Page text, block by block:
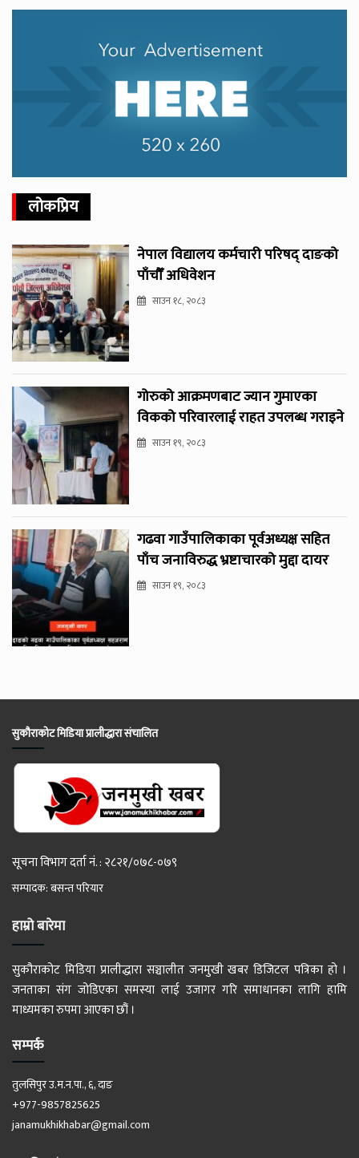
लोकप्रिय
नेपाल विद्यालय कर्मचारी परिषद् दाङको
पाँचौँ अधिवेशन
साउन १८, २०८३
गोरुको आक्रमणबाट ज्यान गुमाएका
विकको परिवारलाई राहत उपलब्ध गराइने
साउन १९, २०८३
गढवा गाउँपालिकाका पूर्वअध्यक्ष सहित
पाँच जनाविरुद्ध भ्रष्टाचारको मुद्दा दायर
साउन १९, २०८३
सुकौराकोट मिडिया प्रालीद्धारा संचालित
सूचना विभाग दर्ता नं. : २८२१/०७८-०७९
सम्पादक: बसन्त परियार
हाम्रो बारेमा
सुकौराकोट मिडिया प्रालीद्धारा सञ्चालीत जनमुखी खबर डिजिटल पत्रिका हो ।
जनताका संग जोडिएका समस्या लाई उजागर गरि समाधानका लागि हामि
माध्यमका रुपमा आएका छौं ।
सम्पर्क
तुलसिपुर उ.म.न.पा., ६, दाङ
+977-9857825625
janamukhikhabar@gmail.com